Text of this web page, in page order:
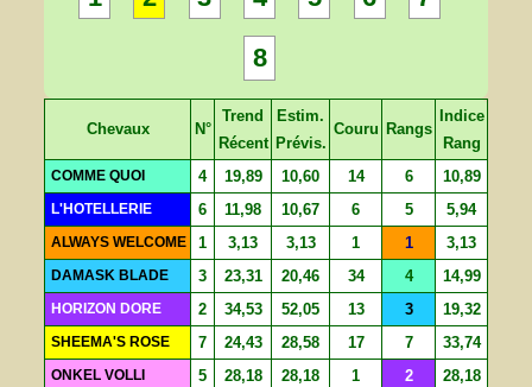
8
Chevaux N°
Trend
Récent
Estim.
Prévis.
Couru Rangs
Indice
Rang
COMME QUOI 4 19,89 10,60 14 6 10,89
L'HOTELLERIE 6 11,98 10,67 6 5 5,94
ALWAYS WELCOME 1 3,13 3,13 1 1 3,13
DAMASK BLADE 3 23,31 20,46 34 4 14,99
HORIZON DORE 2 34,53 52,05 13 3 19,32
SHEEMA'S ROSE 7 24,43 28,58 17 7 33,74
ONKEL VOLLI 5 28,18 28,18 1 2 28,18